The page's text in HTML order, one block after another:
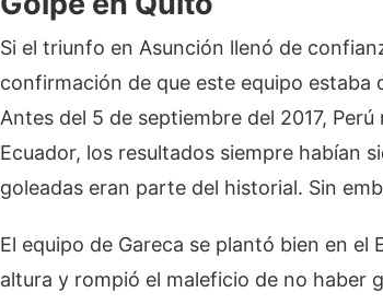
Si el triunfo en Asunción llenó de
confirmación de que este equipo estaba
Antes del 5 de septiembre del 2017,
Ecuador, los resultados siempre habían
goleadas eran parte del historial. Sin
El equipo de Gareca se plantó bien en
altura y rompió el maleficio de no haber